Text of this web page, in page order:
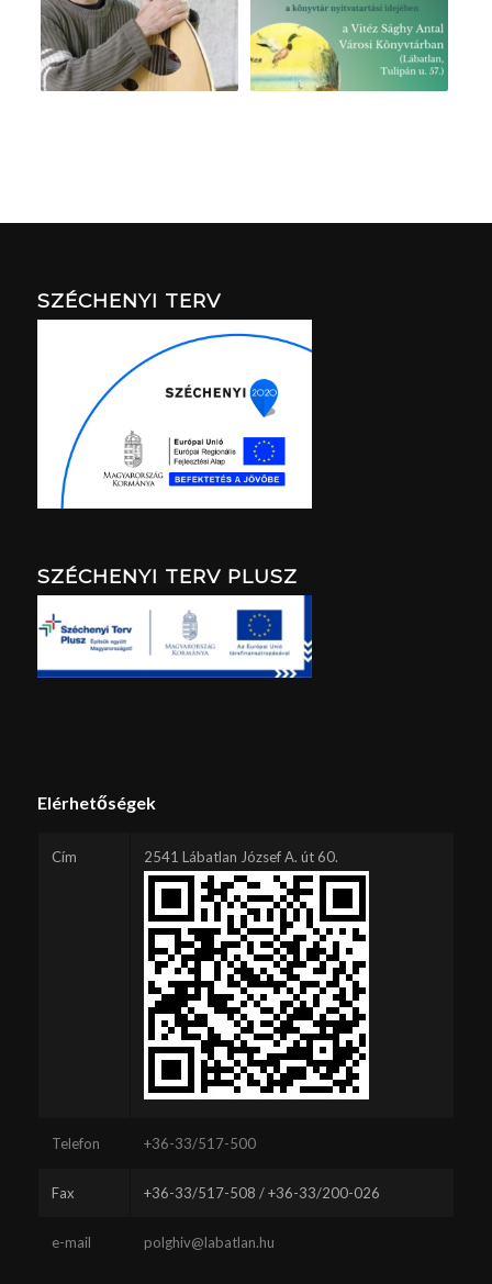
SZÉCHENYI TERV
SZÉCHENYI TERV PLUSZ
Elérhetőségek
Cím 2541 Lábatlan József A. út 60.
Telefon +36-33/517-500
Fax +36-33/517-508 / +36-33/200-026
e-mail polghiv@labatlan.hu